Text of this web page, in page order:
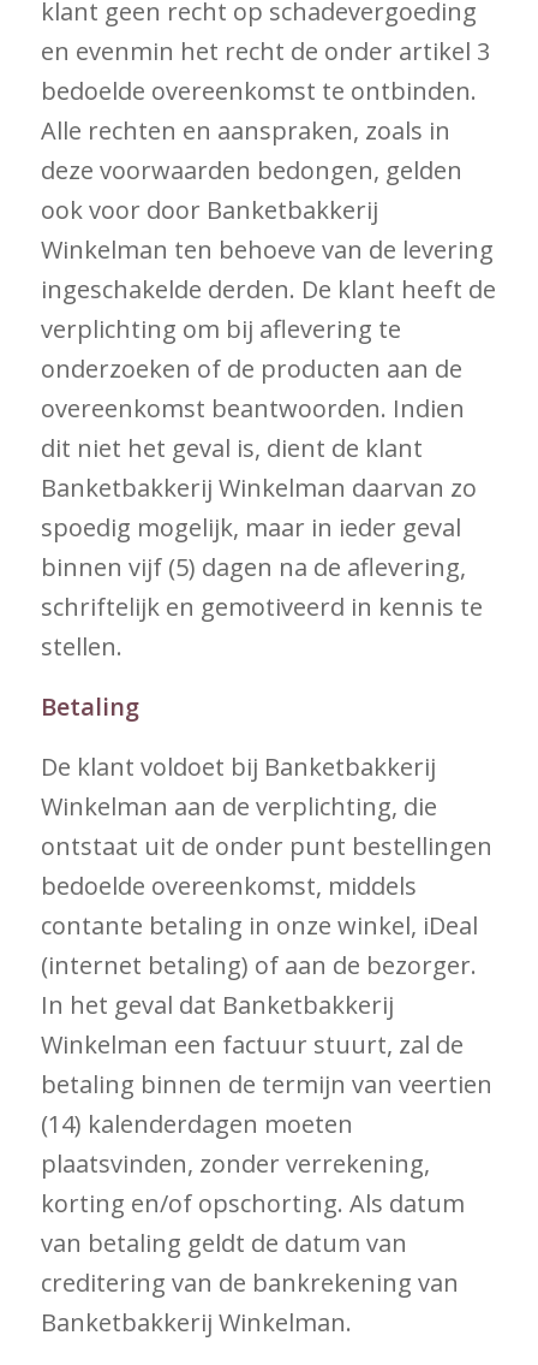
klant geen recht op schadevergoeding
en evenmin het recht de onder artikel 3
bedoelde overeenkomst te ontbinden.
Alle rechten en aanspraken, zoals in
deze voorwaarden bedongen, gelden
ook voor door Banketbakkerij
Winkelman ten behoeve van de levering
ingeschakelde derden. De klant heeft de
verplichting om bij aflevering te
onderzoeken of de producten aan de
overeenkomst beantwoorden. Indien
dit niet het geval is, dient de klant
Banketbakkerij Winkelman daarvan zo
spoedig mogelijk, maar in ieder geval
binnen vijf (5) dagen na de aflevering,
schriftelijk en gemotiveerd in kennis te
stellen.
Betaling
De klant voldoet bij Banketbakkerij
Winkelman aan de verplichting, die
ontstaat uit de onder punt bestellingen
bedoelde overeenkomst, middels
contante betaling in onze winkel, iDeal
(internet betaling) of aan de bezorger.
In het geval dat Banketbakkerij
Winkelman een factuur stuurt, zal de
betaling binnen de termijn van veertien
(14) kalenderdagen moeten
plaatsvinden, zonder verrekening,
korting en/of opschorting. Als datum
van betaling geldt de datum van
creditering van de bankrekening van
Banketbakkerij Winkelman.